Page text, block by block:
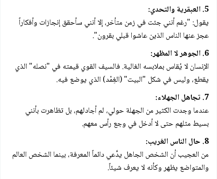
5. العبقرية والتحدي:
يقول: "رغم أنني جئت في زمن متأخر، إلا أنني سأحقق إنجازات وأفكاراً
عجز عنها الناس الذين عاشوا قبلي بقرون".
6. الجوهر لا المظهر:
الإنسان لا يُقاس بملابسه الغالية. فالسيف القوي قيمته في "نصله" الذي
يقطع، وليس في شكل "البيت" (الغِمْد) الذي يوضع فيه.
7. تجاهل الجهلاء:
عندما وجدت الكثير من الجهلة حولي، لم أجادلهم، بل تظاهرت بأنني
بسيط مثلهم حتى لا أدخل في وجع رأس معهم.
8. حال الناس الغريب:
من العجيب أن الشخص الجاهل يدَّعي دائماً المعرفة، بينما الشخص العالم
والمتواضع يظهر وكأنه لا يعرف شيئاً.